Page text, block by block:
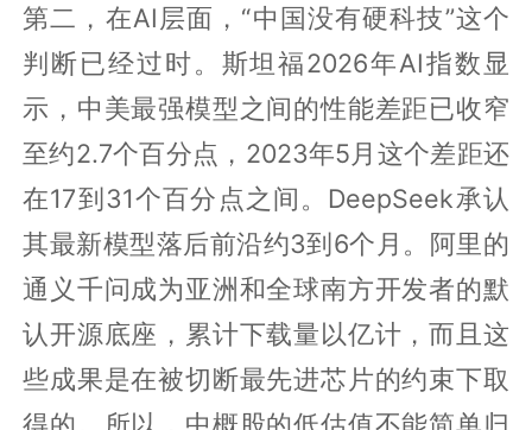
第二，在AI层面，“中国没有硬科技”这个
判断已经过时。斯坦福2026年AI指数显
示，中美最强模型之间的性能差距已收窄
至约2.7个百分点，2023年5月这个差距还
在17到31个百分点之间。DeepSeek承认
其最新模型落后前沿约3到6个月。阿里的
通义千问成为亚洲和全球南方开发者的默
认开源底座，累计下载量以亿计，而且这
些成果是在被切断最先进芯片的约束下取
得的。所以，中概股的低估值不能简单归